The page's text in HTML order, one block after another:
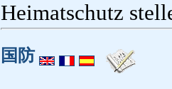
Heimatschutz
国防